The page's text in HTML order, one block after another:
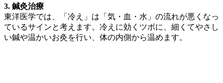
3. 鍼灸治療
東洋医学では、「冷え」は「気・血・水」の流れが悪くなっ
ているサインと考えます。冷えに効くツボに、細くてやさし
い鍼や温かいお灸を行い、体の内側から温めます。